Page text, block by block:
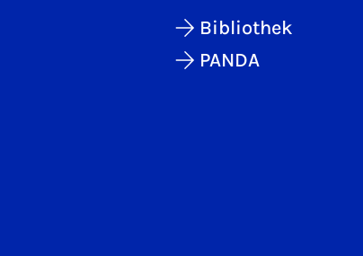
Bibliothek
PANDA